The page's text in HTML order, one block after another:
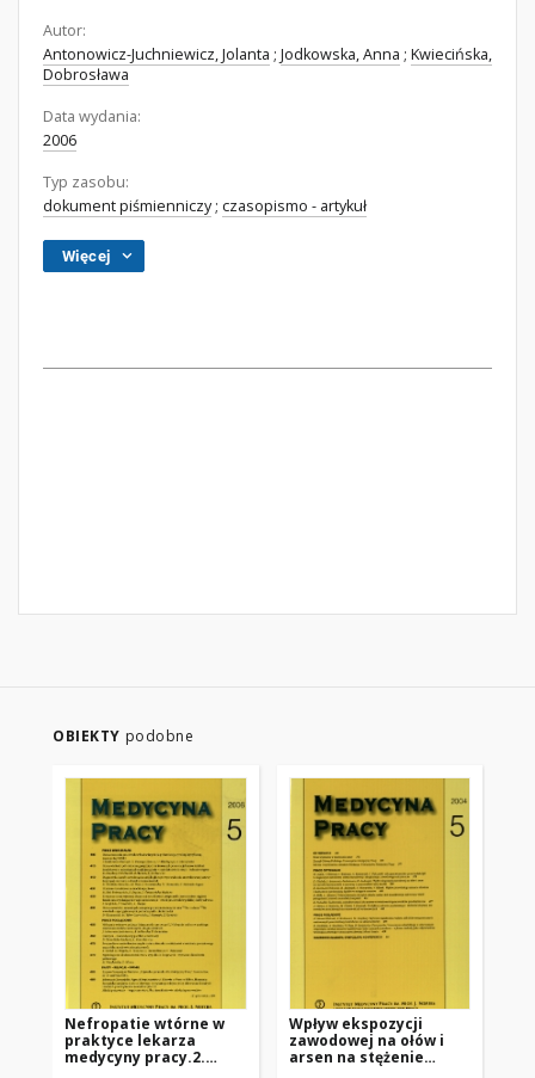
Autor:
Antonowicz-Juchniewicz, Jolanta ; Jodkowska, Anna ; Kwiecińska,
Dobrosława
Data wydania:
2006
Typ zasobu:
dokument piśmienniczy; czasopismo - artykuł
Więcej
OBIEKTY podobne
Nefropatie wtórne w
praktyce lekarza
medycyny pracy.2.
Wpływ ekspozycji
zawodowej na ołów i
arsen na stężenie